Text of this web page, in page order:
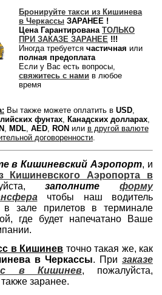
Бронируйте такси из Кишинева
в Черкассы ЗАРАНЕЕ !
Цена Гарантирована ТОЛЬКО
ПРИ ЗАКАЗЕ ЗАРАНЕЕ !!!
Иногда требуется частичная или
полная предоплата
Если у Вас есть вопросы,
свяжитесь с нами в любое
время
Вы также можете оплатить в USD,
фунтах, Канадских долларах,
, MDL, AED, RON или в другой валюте
договоренности.
в Кишиневский Аэропорт, и
Кишиневского Аэропорта в
заполнитеформу
чтобы наш водитель
в зале прилетов в терминале
где будет напечатано Ваше
в Кишинев точно такая же, как
в Черкассы. При заказе
в Кишинев, пожалуйста,
также заранее.